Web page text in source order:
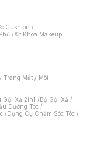
Cushion /
/Xịt Khoá Makeup
Trang Mắt / Môi
Gội Xả 2in1 /Bộ Gội Xả /
Dưỡng Tóc /
/Dụng Cụ Chăm Sóc Tóc /